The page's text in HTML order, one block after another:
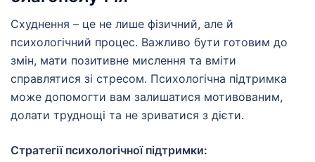
Схуднення – це не лише фізичний, але й
психологічний процес. Важливо бути готовим до
змін, мати позитивне мислення та вміти
справлятися зі стресом. Психологічна підтримка
може допомогти вам залишатися мотивованим,
долати труднощі та не зриватися з дієти.
Стратегії психологічної підтримки: